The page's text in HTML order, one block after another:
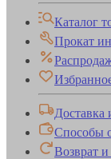
Каталог
Прокат
Доставка
Способы
Возврат